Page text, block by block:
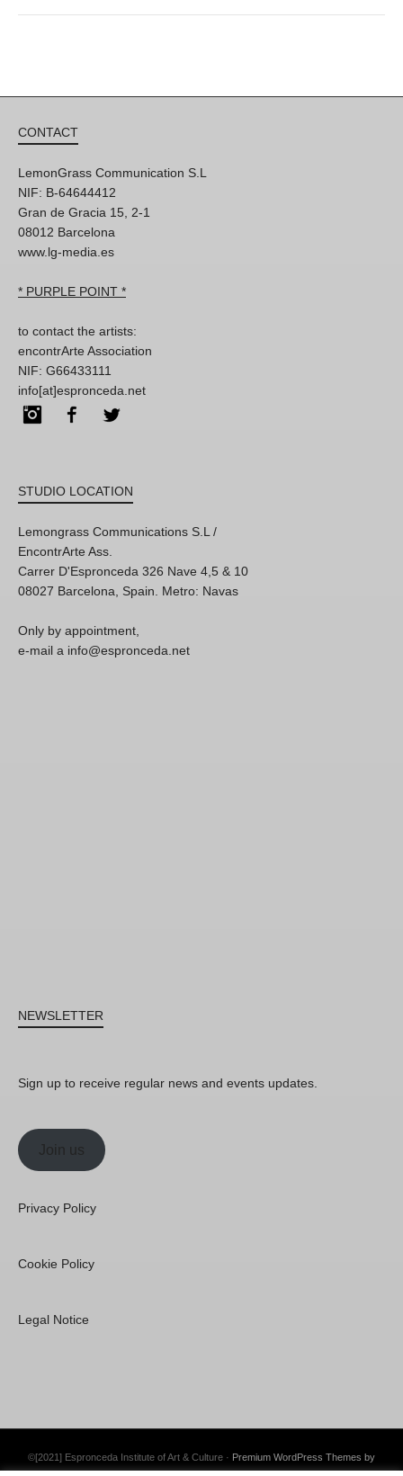
CONTACT
LemonGrass Communication S.L
NIF: B-64644412
Gran de Gracia 15, 2-1
08012 Barcelona
www.lg-media.es
* PURPLE POINT *
to contact the artists:
encontrArte Association
NIF: G66433111
info[at]espronceda.net
InstagramFacebook
STUDIO LOCATION
Lemongrass Communications S.L /
EncontrArte Ass.
Carrer D'Espronceda 326 Nave 4,5 & 10
08027 Barcelona, Spain. Metro: Navas
Only by appointment,
e-mail a info@espronceda.net
NEWSLETTER
Sign up to receive regular news and events updates.
Join us
Privacy Policy
Cookie Policy
Legal Notice
©[2021] Espronceda Institute of Art & Culture · Premium WordPress Themes by